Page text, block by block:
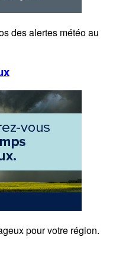
des alertes météo au
pour votre région.